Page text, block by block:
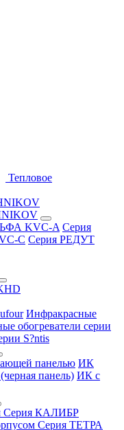
Тепловое
KVC-A Серия
C Серия РЕДУТ
Инфракрасные
обогреватели серии
S?ntis
панелью ИК
панель) ИК с
Серия КАЛИБР
Серия ТЕТРА